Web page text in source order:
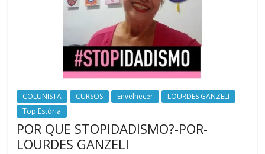
COLUNISTA CURSOS Envelhecer
LOURDES GANZELI
Top Estória
POR QUE STOPIDADISMO?-POR-
LOURDES GANZELI